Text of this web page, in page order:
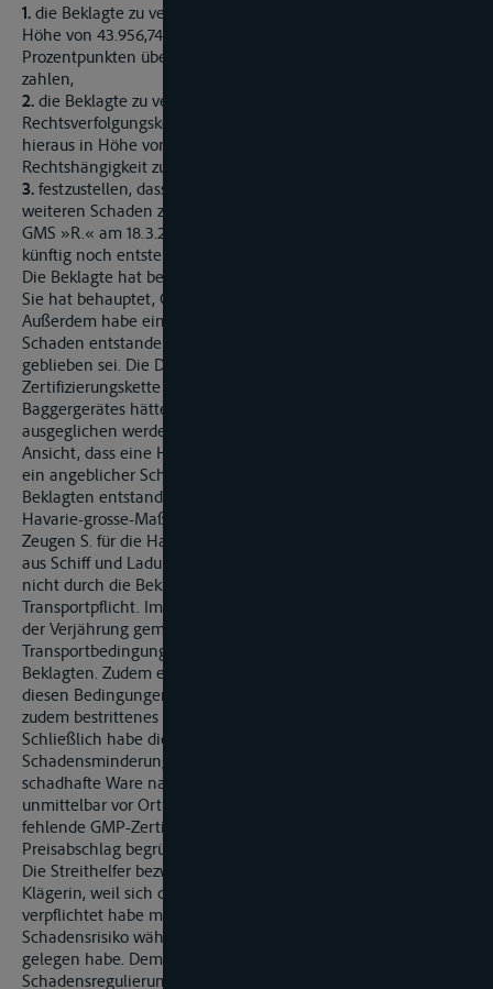
1. die Beklagte zu verurteilen, an die Klägerin einen Betrag in
Höhe von 43.956,74 € nebst Zinsen hieraus in Höhe von 5
Prozentpunkten über dem Basiszins seit dem 24.11.2009 zu
zahlen,
2. die Beklagte zu verurteilen, an die Klägerin vorgerichtliche
Rechtsverfolgungskosten in Höhe von 1.530,58 € nebst Zinsen
hieraus in Höhe von 5 Prozentpunkten über dem Basiszins seit
Rechtshängigkeit zu zahlen,
3. festzustellen, dass die Beklagte der Klägerin auch den
weiteren Schaden zu ersetzen hat, der ihr aus der Havarie des
GMS »R.« am 18.3.2009 in A. bereits entstanden ist und
künftig noch entsteht.
Die Beklagte hat beantragt, die Klage abzuweisen.
Sie hat behauptet, GMS »T.« sei GMP-zertifiziert gewesen.
Außerdem habe ein LCI-Bericht vorgelegen. Zudem sei kein
Schaden entstanden, weil das Schüttgut körperlich unversehrt
geblieben sei. Die Durchbrechung der GMP-
Zertifizierungskette durch Einsatz eines nicht zertifizierten
Baggergerätes hätte durch einfache Nachkontrolle wieder
ausgeglichen werden können. Die Beklagte ist zudem der
Ansicht, dass eine Haftung bereits deshalb ausscheide, weil
ein angeblicher Schaden nicht im Obhutszeitraum der
Beklagten entstanden sei. Das GMS »T.« sei im Rahmen von
Havarie-grosse-Maßnahmen durch den sachverständigen
Zeugen S. für die Havarie-grosse-Gemeinschaft, bestehend
aus Schiff und Ladung verpflichtet worden, mithin gerade
nicht durch die Beklagte zur Ausführung einer ihr obliegenden
Transportpflicht. Im Übrigen erhebt die Beklagte die Einrede
der Verjährung gemäß den Verlade- und
Transportbedingungen (Konnossementsbedingungen) der
Beklagten. Zudem ergebe sich ein Haftungsausschluss nach
diesen Bedingungen, da der angebliche Schaden durch ein
zudem bestrittenes nautisches Verschulden entstanden sei.
Schließlich habe die Firma X gegen ihre
Schadensminderungspflicht verstoßen, indem sie die
schadhafte Ware nach Rotterdam verbracht habe, anstatt sie
unmittelbar vor Ort als Schadware zu veräußern, wo eine
fehlende GMP-Zertifizierung einen wesentlichen geringeren
Preisabschlag begründet hätte.
Die Streithelfer bezweifelten die Aktivlegitimation der
Klägerin, weil sich die Firma X zu einer Lieferung »frei Haus«
verpflichtet habe mit der Folge, dass das Verlust- und
Schadensrisiko während des Transportes bei der Abnehmerin
gelegen habe. Dementsprechend habe die Klägerin eine
Schadensregulierung ohne entsprechende Verpflichtung